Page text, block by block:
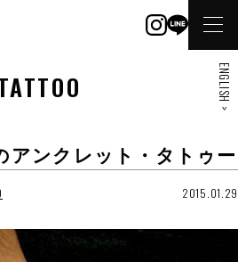
アンクレット・タトゥー
2015.01.29
ENGLISH >